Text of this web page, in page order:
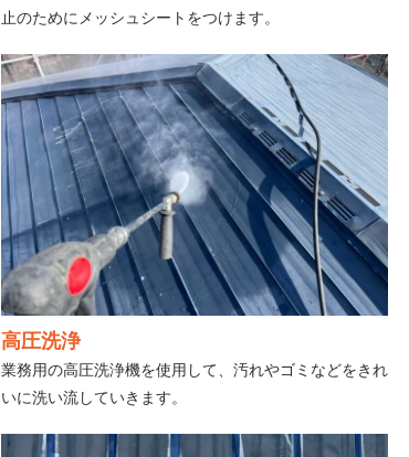
止のためにメッシュシートをつけます。
高圧洗浄
業務用の高圧洗浄機を使用して、汚れやゴミなどをきれ
いに洗い流していきます。